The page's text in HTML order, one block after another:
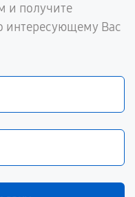
и получите
интересующему Вас